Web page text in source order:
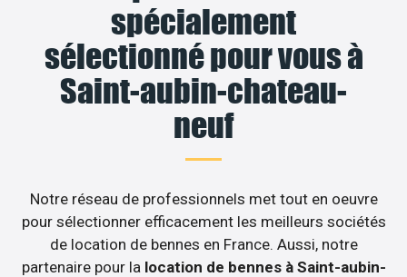
spécialement
sélectionné pour vous à
Saint-aubin-chateau-
neuf
Notre réseau de professionnels met tout en oeuvre
pour sélectionner efficacement les meilleurs sociétés
de location de bennes en France. Aussi, notre
partenaire pour la location de bennes à Saint-aubin-